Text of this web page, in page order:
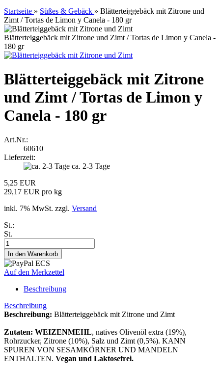
Startseite » Süßes & Gebäck » Blätterteiggebäck mit Zitrone und
Zimt / Tortas de Limon y Canela - 180 gr
Blätterteiggebäck mit Zitrone und Zimt / Tortas de Limon y Canela -
180 gr
Blätterteiggebäck mit Zitrone
und Zimt / Tortas de Limon y
Canela - 180 gr
Art.Nr.:
60610
Lieferzeit:
ca. 2-3 Tage
5,25 EUR
29,17 EUR pro kg
inkl. 7% MwSt. zzgl. Versand
St.:
St.
Auf den Merkzettel
Beschreibung
Beschreibung
Beschreibung: Blätterteiggebäck mit Zitrone und Zimt
Zutaten: WEIZENMEHL, natives Olivenöl extra (19%),
Rohrzucker, Zitrone (10%), Salz und Zimt (0,5%). KANN
SPUREN VON SESAMKÖRNER UND MANDELN
ENTHALTEN. Vegan und Laktosefrei.